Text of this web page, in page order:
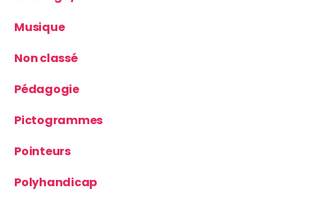
Musique
Non classé
Pédagogie
Pictogrammes
Pointeurs
Polyhandicap